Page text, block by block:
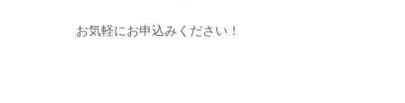
お気軽にお申込みください！